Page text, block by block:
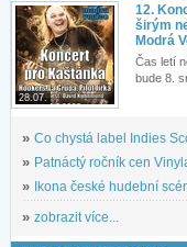
28.07.
12.
širým
Modrá
Čas letí
bude 8.
» Co chystá label Indies
» Patnáctý ročník cen
» Ikona české hudební
» zobrazit více...